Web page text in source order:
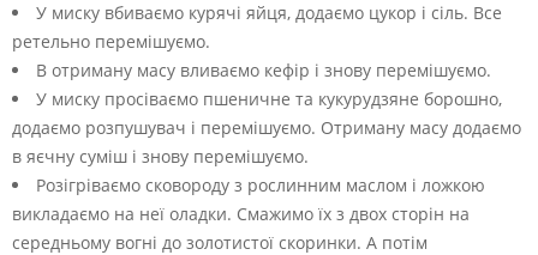
У миску вбиваємо курячі яйця, додаємо цукор і сіль. Все
ретельно перемішуємо.
В отриману масу вливаємо кефір і знову перемішуємо.
У миску просіваємо пшеничне та кукурудзяне борошно,
додаємо розпушувач і перемішуємо. Отриману масу додаємо
в яєчну суміш і знову перемішуємо.
Розігріваємо сковороду з рослинним маслом і ложкою
викладаємо на неї оладки. Смажимо їх з двох сторін на
середньому вогні до золотистої скоринки. А потім